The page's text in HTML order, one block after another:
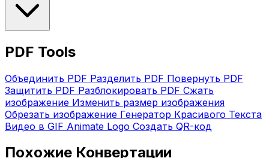
PDF Tools
Объединить PDF Разделить PDF Повернуть PDF
Защитить PDF Разблокировать PDF Сжать
изображение Изменить размер изображения
Обрезать изображение Генератор Красивого Текста
Видео в GIF Animate Logo Создать QR-код
Похожие Конвертации